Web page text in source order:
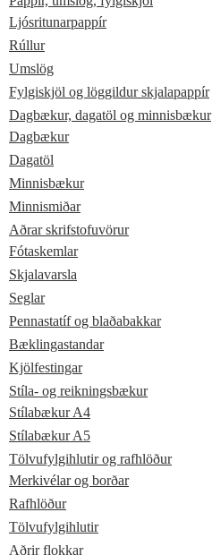
Ljósritunarpappír
Rúllur
Umslög
Fylgiskjöl og löggildur skjalapappír
Dagbækur, dagatöl og minnisbækur
Dagbækur
Dagatöl
Minnisbækur
Minnismiðar
Aðrar skrifstofuvörur
Fótaskemlar
Skjalavarsla
Seglar
Pennastatíf og blaðabakkar
Bæklingastandar
Kjölfestingar
Stíla- og reikningsbækur
Stílabækur A4
Stílabækur A5
Tölvufylgihlutir og rafhlöður
Merkivélar og borðar
Rafhlöður
Tölvufylgihlutir
Aðrir flokkar